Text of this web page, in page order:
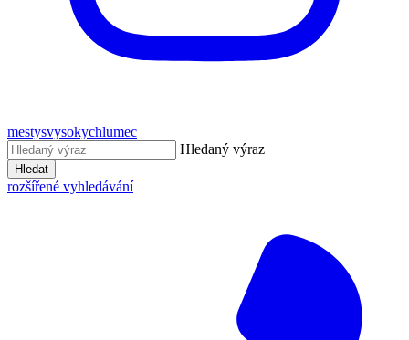
mestysvysokychlumec
Hledaný výraz
Hledat
rozšířené vyhledávání